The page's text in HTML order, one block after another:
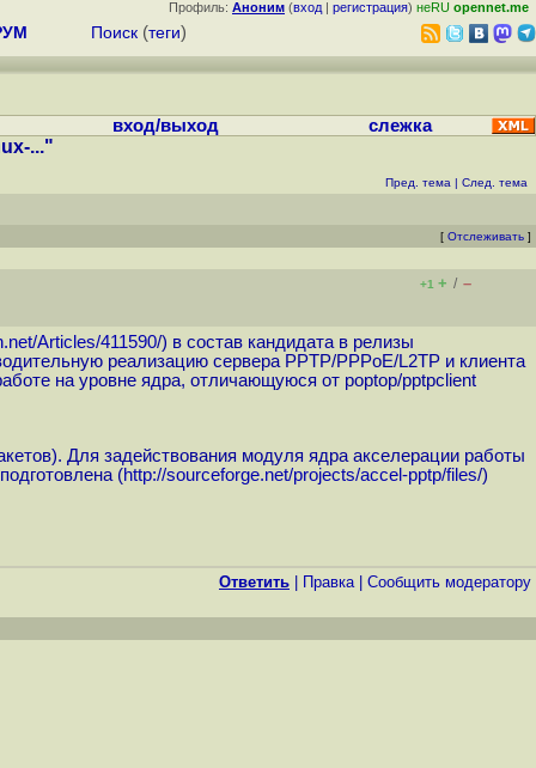
Профиль: Аноним (вход | регистрация) неRU opennet.me
Поиск (теги)
вход/выход слежка
..."
Пред. тема | След. тема
[ Отслеживать ]
+1 + / –
Articles/411590/) в состав кандидата в релизы
реализацию сервера PPTP/PPPoE/L2TP и клиента
на уровне ядра, отличающуюся от poptop/pptpclient
Для задействования модуля ядра акселерации работы
(http://sourceforge.net/projects/accel-pptp/files/)
Ответить Правка| Cообщить модератору